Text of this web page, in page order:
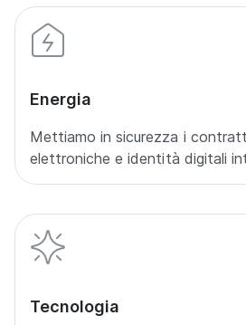
Energia
Mettiamo in sicurezza i
elettroniche e identità digitali
Tecnologia